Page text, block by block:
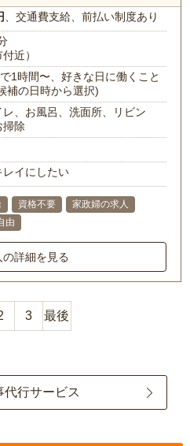
、交通費支給、前払い制度あり
近）
1時間〜、好きな日に働くこと
補の日時から選択)
、お風呂、洗面所、リビン
掃除
イにしたい
資格不要
家政婦の求人
由
の詳細を見る
3 最後
代行サービス